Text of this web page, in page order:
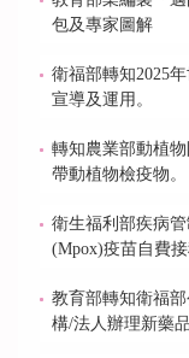
包及專家圖解
衛福部轉知2025
宣導及運用。
轉知農業部動植
帶動植物檢疫物。
衛生福利部疾病
(Mpox)疫苗自費
教育部轉知衛福
構/法人辦理新藥